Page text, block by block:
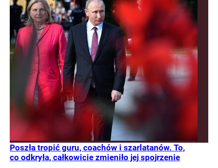
Poszła tropić guru, coachów i szarlatanów. To,
co odkryła, całkowicie zmieniło jej spojrzenie